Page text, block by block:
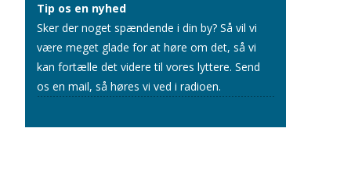
Tip os en nyhed
Sker der noget spændende i din by? Så vil vi
være meget glade for at høre om det, så vi
kan fortælle det videre til vores lyttere. Send
os en mail, så høres vi ved i radioen.